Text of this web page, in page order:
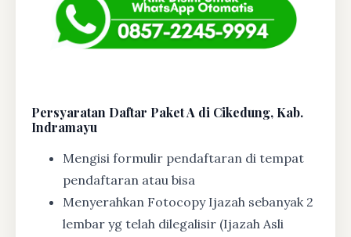
Persyaratan Daftar Paket A di Cikedung, Kab.
Indramayu
Mengisi formulir pendaftaran di tempat
pendaftaran atau bisa
Menyerahkan Fotocopy Ijazah sebanyak 2
lembar yg telah dilegalisir (Ijazah Asli